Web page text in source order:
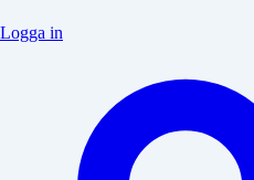
Logga in